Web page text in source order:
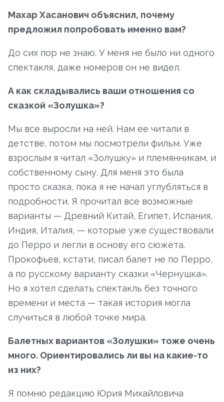
Махар Хасанович объяснил, почему
предложил попробовать именно вам?
До сих пор не знаю. У меня не было ни одного
спектакля, даже номеров он не видел.
А как складывались ваши отношения со
сказкой «Золушка»?
Мы все выросли на ней. Нам ее читали в
детстве, потом мы посмотрели фильм. Уже
взрослым я читал «Золушку» и племянникам, и
собственному сыну. Для меня это была
просто сказка, пока я не начал углубляться в
подробности. Я прочитал все возможные
варианты — Древний Китай, Египет, Испания,
Индия, Италия, — которые уже существовали
до Перро и легли в основу его сюжета.
Прокофьев, кстати, писал балет не по Перро,
а по русскому варианту сказки «Чернушка».
Но я хотел сделать спектакль без точного
времени и места — такая история могла
случиться в любой точке мира.
Балетных вариантов «Золушки» тоже очень
много. Ориентировались ли вы на какие-то
из них?
Я помню редакцию Юрия Михайловича